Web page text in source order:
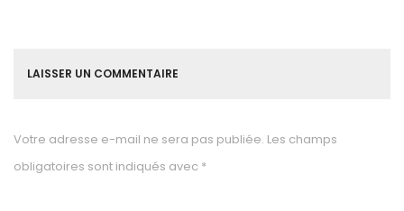
LAISSER UN COMMENTAIRE
Votre adresse e-mail ne sera pas publiée. Les champs
obligatoires sont indiqués avec *